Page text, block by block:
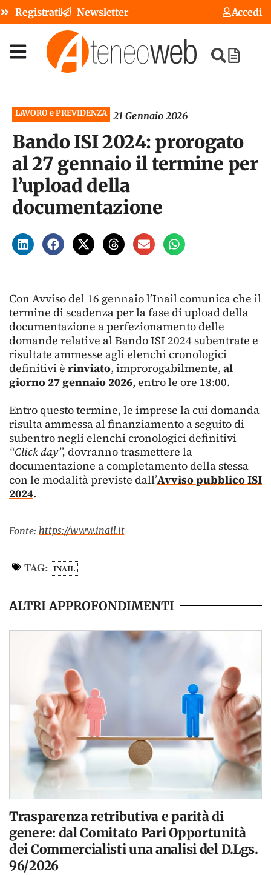
Registrati Newsletter Accedi
LAVORO e PREVIDENZA 21 Gennaio 2026
Bando ISI 2024: prorogato
al 27 gennaio il termine per
l’upload della
documentazione
Con Avviso del 16 gennaio l’Inail comunica che il
termine di scadenza per la fase di upload della
documentazione a perfezionamento delle
domande relative al Bando ISI 2024 subentrate e
risultate ammesse agli elenchi cronologici
definitivi è rinviato, improrogabilmente, al
giorno 27 gennaio 2026, entro le ore 18:00.
Entro questo termine, le imprese la cui domanda
risulta ammessa al finanziamento a seguito di
subentro negli elenchi cronologici definitivi
“Click day”, dovranno trasmettere la
documentazione a completamento della stessa
con le modalità previste dall’Avviso pubblico ISI
2024.
Fonte: https://www.inail.it
TAG: INAIL
ALTRI APPROFONDIMENTI
Trasparenza retributiva e parità di
genere: dal Comitato Pari Opportunità
dei Commercialisti una analisi del D.Lgs.
96/2026